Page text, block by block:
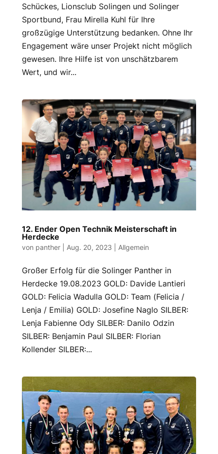
Schückes, Lionsclub Solingen und Solinger
Sportbund, Frau Mirella Kuhl für Ihre
großzügige Unterstützung bedanken. Ohne Ihr
Engagement wäre unser Projekt nicht möglich
gewesen. Ihre Hilfe ist von unschätzbarem
Wert, und wir...
12. Ender Open Technik Meisterschaft in
Herdecke
von panther| Aug. 20, 2023 Allgemein
Großer Erfolg für die Solinger Panther in
Herdecke 19.08.2023 GOLD: Davide Lantieri
GOLD: Felicia Wadulla GOLD: Team (Felicia /
Lenja / Emilia) GOLD: Josefine Naglo SILBER:
Lenja Fabienne Ody SILBER: Danilo Odzin
SILBER: Benjamin Paul SILBER: Florian
Kollender SILBER:...